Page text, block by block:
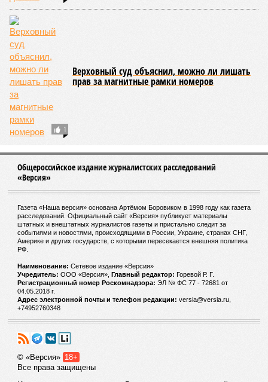
1
Верховный суд объяснил, можно ли лишать
прав за магнитные рамки номеров
Общероссийское издание журналистских расследований
«Версия»
Газета «Наша версия» основана Артёмом Боровиком в 1998 году как газета
расследований. Официальный сайт «Версия» публикует материалы
штатных и внештатных журналистов газеты и пристально следит за
событиями и новостями, происходящими в России, Украине, странах СНГ,
Америке и других государств, с которыми пересекается внешняя политика
РФ.
Наименование: Cетевое издание «Версия»
Учредитель: ООО «Версия», Главный редактор: Горевой Р. Г.
Регистрационный номер Роскомнадзора: ЭЛ № ФС 77 - 72681 от
04.05.2018 г.
Адрес электронной почты и телефон редакции: versia@versia.ru,
+74952760348
© «Версия» 18+
Все права защищены